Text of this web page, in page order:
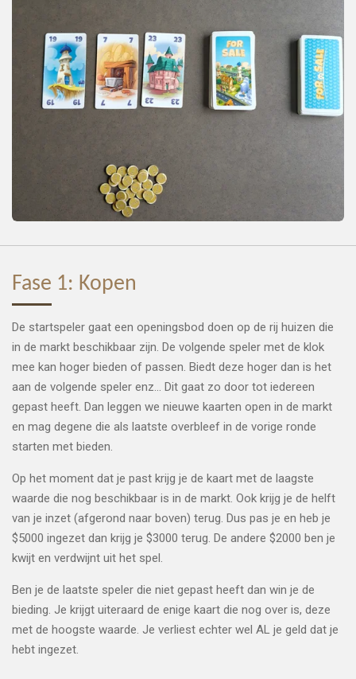
Fase 1: Kopen
De startspeler gaat een openingsbod doen op de rij huizen die
in de markt beschikbaar zijn. De volgende speler met de klok
mee kan hoger bieden of passen. Biedt deze hoger dan is het
aan de volgende speler enz... Dit gaat zo door tot iedereen
gepast heeft. Dan leggen we nieuwe kaarten open in de markt
en mag degene die als laatste overbleef in de vorige ronde
starten met bieden.
Op het moment dat je past krijg je de kaart met de laagste
waarde die nog beschikbaar is in de markt. Ook krijg je de helft
van je inzet (afgerond naar boven) terug. Dus pas je en heb je
$5000 ingezet dan krijg je $3000 terug. De andere $2000 ben je
kwijt en verdwijnt uit het spel.
Ben je de laatste speler die niet gepast heeft dan win je de
bieding. Je krijgt uiteraard de enige kaart die nog over is, deze
met de hoogste waarde. Je verliest echter wel AL je geld dat je
hebt ingezet.